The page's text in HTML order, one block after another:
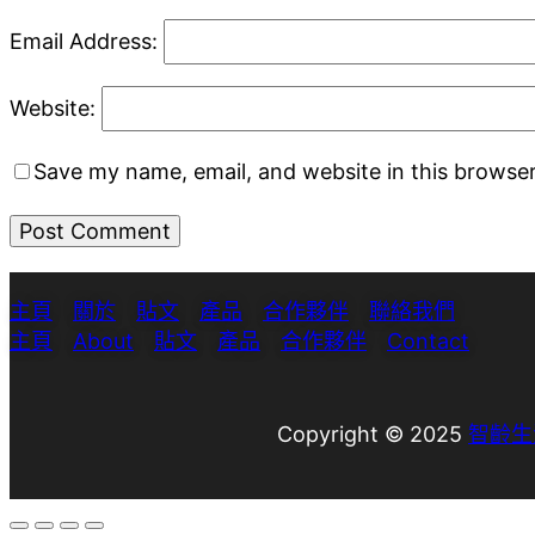
Email Address:
Website:
Save my name, email, and website in this
主頁 關於 貼文 產品 合作夥伴
聯絡我們
主頁
About 貼文 產品 合作夥伴 Contact
Copyright © 2025 智齡